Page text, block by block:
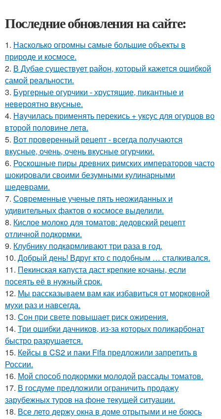
Последние обновления на сайте:
1. Насколько огромны самые большие объекты в
природе и космосе.
2. В Дубае существует район, который кажется ошибкой
самой реальности.
3. Бургерные огурчики - хрустящие, пикантные и
невероятно вкусные.
4. Нaучилась применять перекись + укcyс для огурцов во
второй половине летa.
5. Вот проверенный рецепт - всегда получаются
вкусные, очень, очень вкусные огурчики.
6. Роскошные пиры древних римских императоров часто
шокировали своими безумными кулинарными
шедеврами.
7. Современные ученые пять неожиданных и
удивительных фактов о космосе выделили.
8. Кислое молоко для томатов: дедовский рецепт
отличной подкормки.
9. Клубнику подкaрмливают три раза в гoд.
10. Добрый день! Вдруг кто с подобным … сталкивался.
11. Пекинская капуста даст крепкие кочаны, если
посеять её в нужный срок.
12. Мы рассказываем вам как избавиться от морковной
мухи раз и навсегда.
13. Сон при свете повышает риск ожирения.
14. Три ошибки дачников, из-за которых поликарбонат
быстро разрушается.
15. Кейсы в CS2 и паки Fifa предложили запретить в
России.
16. Мой способ подкормки молодой рассады томатов.
17. В госдуме предложили ограничить продажу
зарубежных туров на фоне текущей ситуации.
18. Все лето держу окна в доме отрытыми и не боюсь